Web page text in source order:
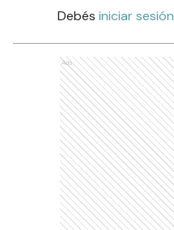
Debés iniciar sesión
Ads